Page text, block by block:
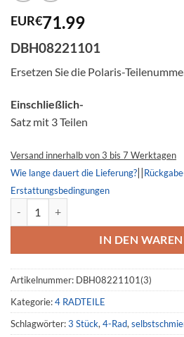
EUR€71.99
DBH08221101
Ersetzen Sie die Polaris-
Einschließlich-
Satz mit 3 Teilen
Versand innerhalb von 3 bis 7 Werktagen
Wie lange dauert die Lieferung?||
Erstattungsbedingungen
IN DEN
Artikelnummer: DBH08221101(3)
Kategorie:4 RADTEILE
Schlagwörter:3 Stück, 4-Rad,